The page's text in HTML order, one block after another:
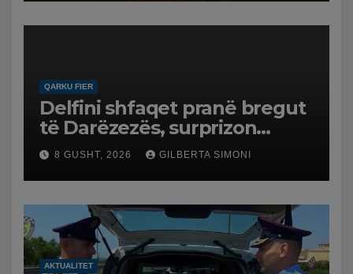
QARKU FIER
Delfini shfaqet pranë bregut
të Darëzezës, surprizon
pushuesit dhe banorët
8 GUSHT, 2026 GILBERTA SIMONI
AKTUALITET